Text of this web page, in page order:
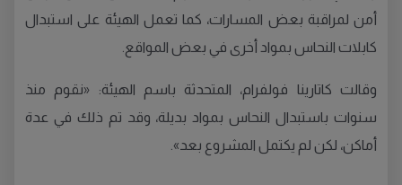
أمن لمراقبة بعض المسارات، كما تعمل الهيئة على استبدال
كابلات النحاس بمواد أخرى في بعض المواقع.
وقالت كاتارينا فولفرام، المتحدثة باسم الهيئة: «نقوم منذ
سنوات باستبدال النحاس بمواد بديلة، وقد تم ذلك في عدة
أماكن، لكن لم يكتمل المشروع بعد».